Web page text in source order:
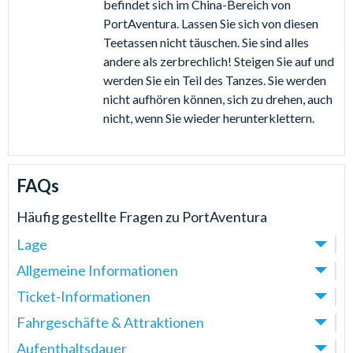
befindet sich im China-Bereich von
PortAventura. Lassen Sie sich von diesen
Teetassen nicht täuschen. Sie sind alles
andere als zerbrechlich! Steigen Sie auf und
werden Sie ein Teil des Tanzes. Sie werden
nicht aufhören können, sich zu drehen, auch
nicht, wenn Sie wieder herunterklettern.
FAQs
Häufig gestellte Fragen zu PortAventura
Lage
Wo befindet sich PortAventura World?
PortAventura befindet sich in Salou an der Costa
Wie weit ist der PortAventura Bahnhof von den
Allgemeine Informationen
Was ist PortAventura World?
PortAventura World ist ein Unterhaltungszentrum in
Salou an der Costa Dorada, welches viele aufregende
Ticket-Informationen
Kann ich Express Tickets für PortAventura online
Fahrgeschäfte & Attraktionen
Do PortAventura offer child swap on their rides?
Aufenthaltsdauer